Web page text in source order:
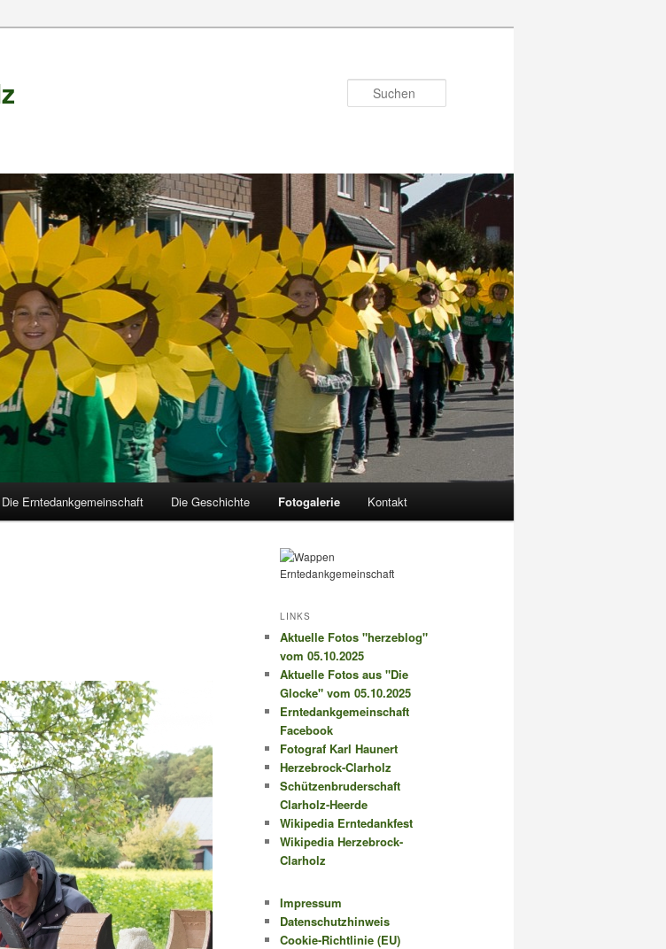
Die Erntedankgemeinschaft Die Geschichte Fotogalerie Kontakt
LINKS
Aktuelle Fotos "herzeblog"
vom 05.10.2025
Aktuelle Fotos aus "Die
Glocke" vom 05.10.2025
Erntedankgemeinschaft
Facebook
Fotograf Karl Haunert
Herzebrock-Clarholz
Schützenbruderschaft
Clarholz-Heerde
Wikipedia Erntedankfest
Wikipedia Herzebrock-
Clarholz
Impressum
Datenschutzhinweis
Cookie-Richtlinie (EU)